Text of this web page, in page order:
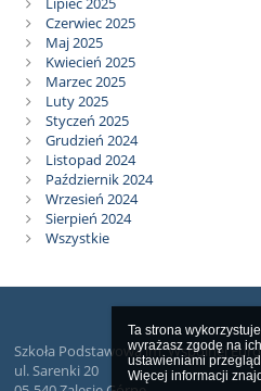
Ta strona
wyrażasz zgodę na
ustawieniami
Więcej informacji
Czerwiec 2025
Maj 2025
Kwiecień 2025
Marzec 2025
Luty 2025
Styczeń 2025
Grudzień 2024
Listopad 2024
Październik 2024
Wrzesień 2024
Sierpień 2024
Wszystkie
Szkoła Podstawowa im. Wspólnej
ul. Sarenki 20